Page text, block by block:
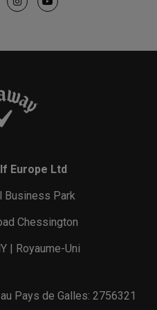
Europe Ltd
Business Park
Chessington
| Royaume-Uni
Pays de Galles: 2756321